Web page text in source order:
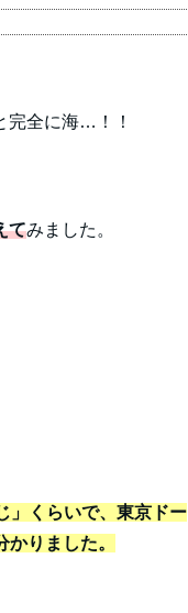
完全に海…！！
てみました。
」くらいで、東京ドー
りました。